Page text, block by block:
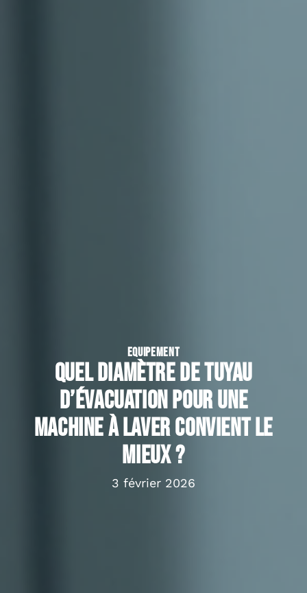
EQUIPEMENT
Quel diamètre de tuyau
d’évacuation pour une
machine à laver convient le
mieux ?
3 février 2026